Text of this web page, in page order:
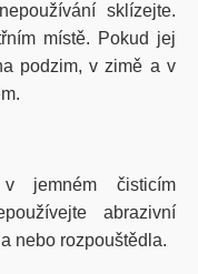
sklízejte.
místě. Pokud jej
podzim, v zimě a v
v jemném čisticím
abrazivní
nebo rozpouštědla.